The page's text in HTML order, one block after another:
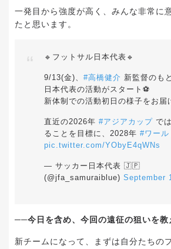
一発目から強度が高く、みんな非常に
たと思います。
🔹フットサル日本代表🔹
9/13(金)、 #高橋健介 新監督のも
日本代表の活動がスタート⚽️
新体制での活動初日の様子をお届
直近の2026年 #アジアカップ で
ることを目標に、2028年 #ワール
pic.twitter.com/YObyE4qWNs
— サッカー日本代表 🇯🇵
(@jfa_samuraiblue) September
──今日を含め、今回の遠征の狙いを教
新チームになって、まずは自分たちの